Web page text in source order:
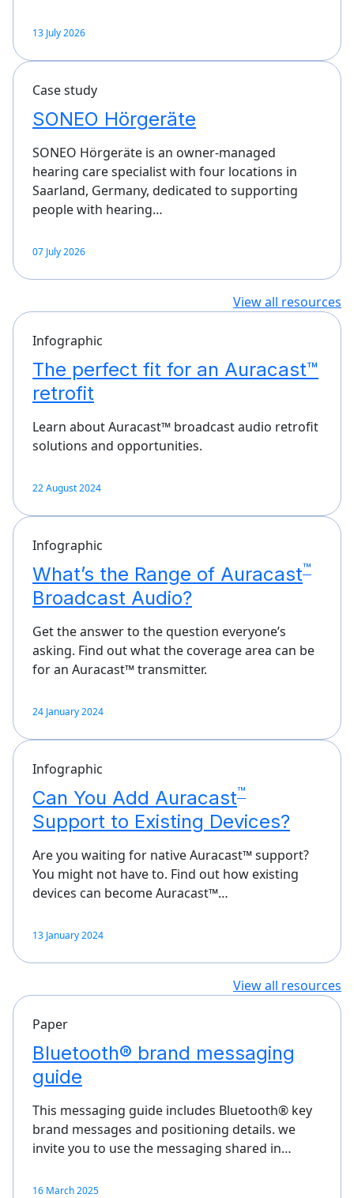
13 July 2026
Case study
SONEO Hörgeräte
SONEO Hörgeräte is an owner-managed
hearing care specialist with four locations in
Saarland, Germany, dedicated to supporting
people with hearing…
07 July 2026
View all resources
Infographic
The perfect fit for an Auracast™
retrofit
Learn about Auracast™ broadcast audio retrofit
solutions and opportunities.
22 August 2024
Infographic
What’s the Range of Auracast™
Broadcast Audio?
Get the answer to the question everyone’s
asking. Find out what the coverage area can be
for an Auracast™ transmitter.
24 January 2024
Infographic
Can You Add Auracast™
Support to Existing Devices?
Are you waiting for native Auracast™ support?
You might not have to. Find out how existing
devices can become Auracast™…
13 January 2024
View all resources
Paper
Bluetooth® brand messaging
guide
This messaging guide includes Bluetooth® key
brand messages and positioning details. we
invite you to use the messaging shared in…
16 March 2025